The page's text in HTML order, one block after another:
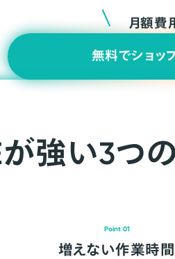
月額費
無料でショッ
が強い3つ
Point 01
増えない作業時間